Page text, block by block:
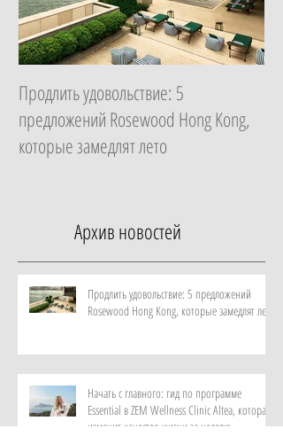
Продлить удовольствие: 5
предложений Rosewood Hong Kong,
которые замедлят лето
Архив новостей
Продлить удовольствие: 5 предложений
Rosewood Hong Kong, которые замедлят лето
Начать с главного: гид по программе
Essential в ZEM Wellness Clinic Altea, которая
изменит качество жизни за неделю